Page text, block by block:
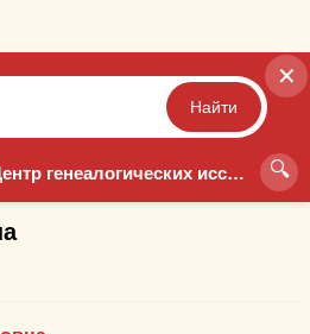
Работина - Центр генеалогических исследований 🔍
✕
Найти
Неточный